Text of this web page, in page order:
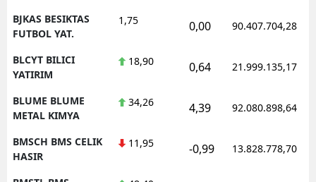
BJKAS BESIKTAS
FUTBOL YAT.
1,75 0,00 90.407.704,28
BLCYT BILICI
YATIRIM
18,90 0,64 21.999.135,17
BLUME BLUME
METAL KIMYA
34,26 4,39 92.080.898,64
BMSCH BMS CELIK
HASIR
11,95 -0,99 13.828.778,70